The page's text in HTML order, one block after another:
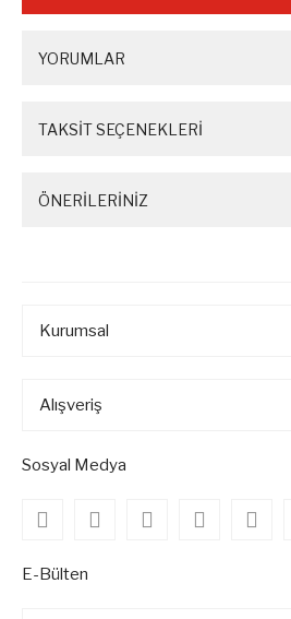
YORUMLAR
TAKSİT SEÇENEKLERİ
ÖNERİLERİNİZ
Kurumsal
Alışveriş
Sosyal Medya
E-Bülten